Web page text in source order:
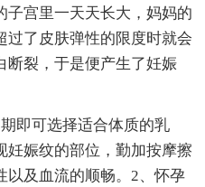
子宫里一天天长大，妈妈的
过了皮肤弹性的限度时就会
断裂，于是便产生了妊娠
即可选择适合体质的乳
妊娠纹的部位，勤加按摩擦
以及血流的顺畅。2、怀孕